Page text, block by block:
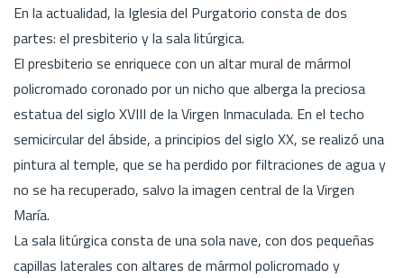
En la actualidad, la Iglesia del Purgatorio consta de dos
partes: el presbiterio y la sala litúrgica.
El presbiterio se enriquece con un altar mural de mármol
policromado coronado por un nicho que alberga la preciosa
estatua del siglo XVIII de la Virgen Inmaculada. En el techo
semicircular del ábside, a principios del siglo XX, se realizó una
pintura al temple, que se ha perdido por filtraciones de agua y
no se ha recuperado, salvo la imagen central de la Virgen
María.
La sala litúrgica consta de una sola nave, con dos pequeñas
capillas laterales con altares de mármol policromado y